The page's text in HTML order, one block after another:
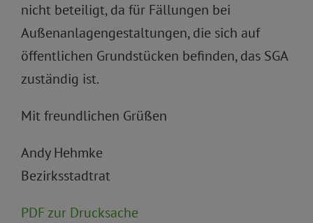
nicht beteiligt, da für Fällungen bei
Außenanlagengestaltungen, die sich auf
öffentlichen Grundstücken befinden, das SGA
zuständig ist.
Mit freundlichen Grüßen
Andy Hehmke
Bezirksstadtrat
PDF zur Drucksache